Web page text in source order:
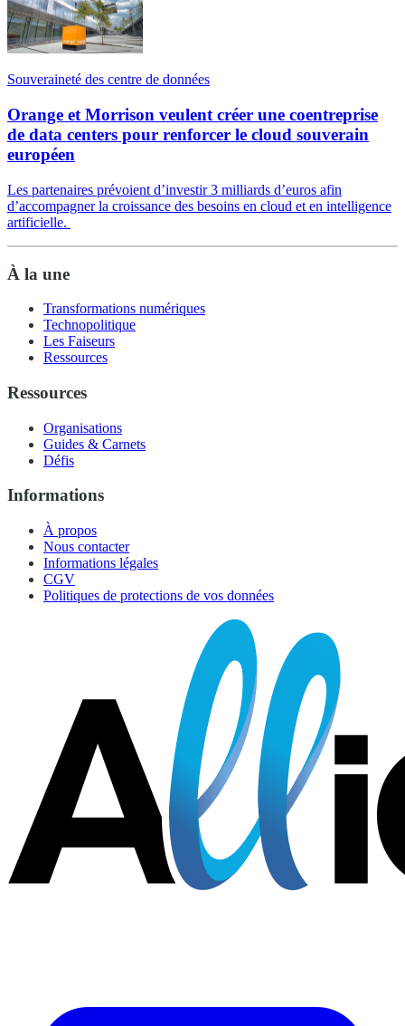
Souveraineté des centre de données
Orange et Morrison veulent créer une coentreprise
de data centers pour renforcer le cloud souverain
européen
Les partenaires prévoient d’investir 3 milliards d’euros afin
d’accompagner la croissance des besoins en cloud et en intelligence
artificielle.
À la une
Transformations numériques
Technopolitique
Les Faiseurs
Ressources
Ressources
Organisations
Guides & Carnets
Défis
Informations
À propos
Nous contacter
Informations légales
CGV
Politiques de protections de vos données